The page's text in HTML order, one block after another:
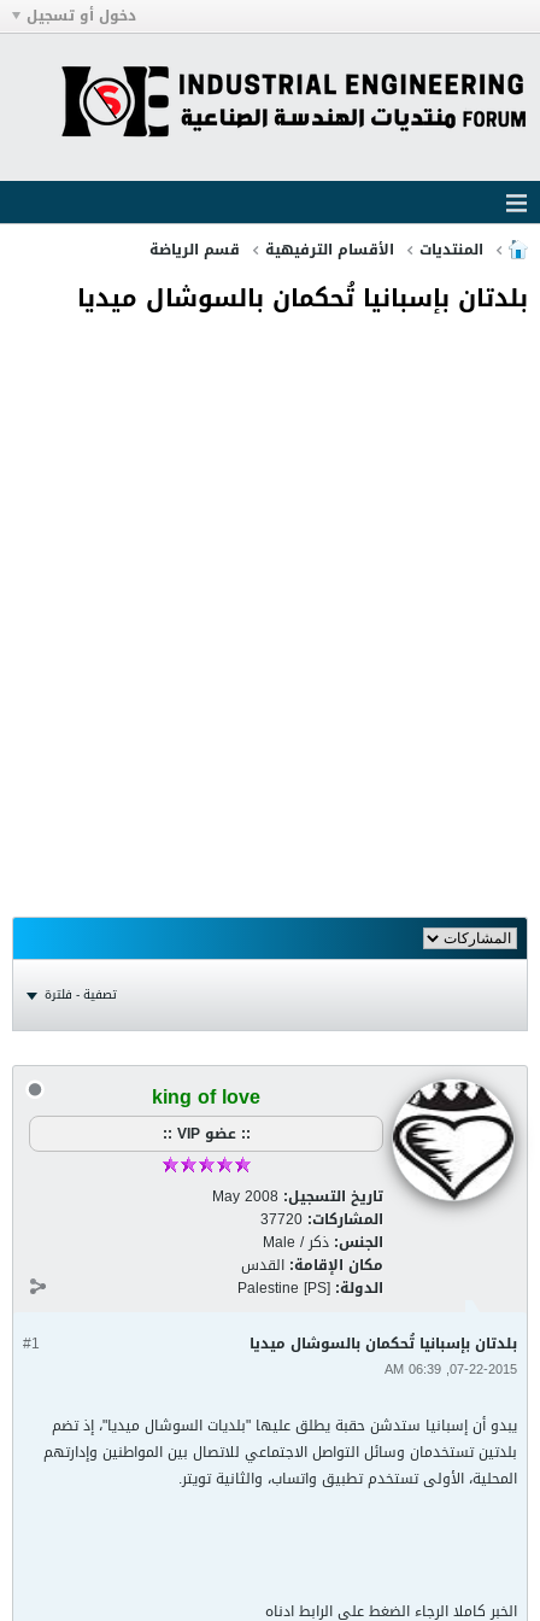
دخول أو تسجيل
المنتديات الأقسام الترفيهية قسم الرياضة
بلدتان بإسبانيا تُحكمان بالسوشال ميديا
تصفية - فلترة
king of love
:: عضو VIP ::
تاريخ التسجيل: May 2008
المشاركات: 37720
الجنس: ذكر / Male
مكان الإقامة: القدس
الدولة: Palestine [PS]
#1 بلدتان بإسبانيا تُحكمان بالسوشال ميديا
07-22-2015, 06:39 AM
يبدو أن إسبانيا ستدشن حقبة يطلق عليها "بلديات السوشال ميديا"، إذ تضم
بلدتين تستخدمان وسائل التواصل الاجتماعي للاتصال بين المواطنين وإدارتهم
المحلية، الأولى تستخدم تطبيق واتساب، والثانية تويتر.
الخبر كاملا الرجاء الضغط على الرابط ادناه